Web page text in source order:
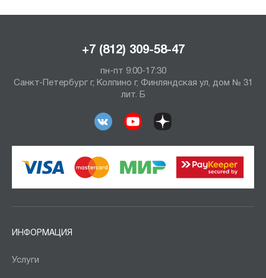
+7 (812) 309-58-47
пн-пт 9:00-17:30
Санкт-Петербург г, Колпино г, Финляндская ул, дом № 31
лит. Б
ИНФОРМАЦИЯ
Услуги